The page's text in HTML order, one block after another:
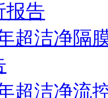
报告
超洁净隔
超洁净流